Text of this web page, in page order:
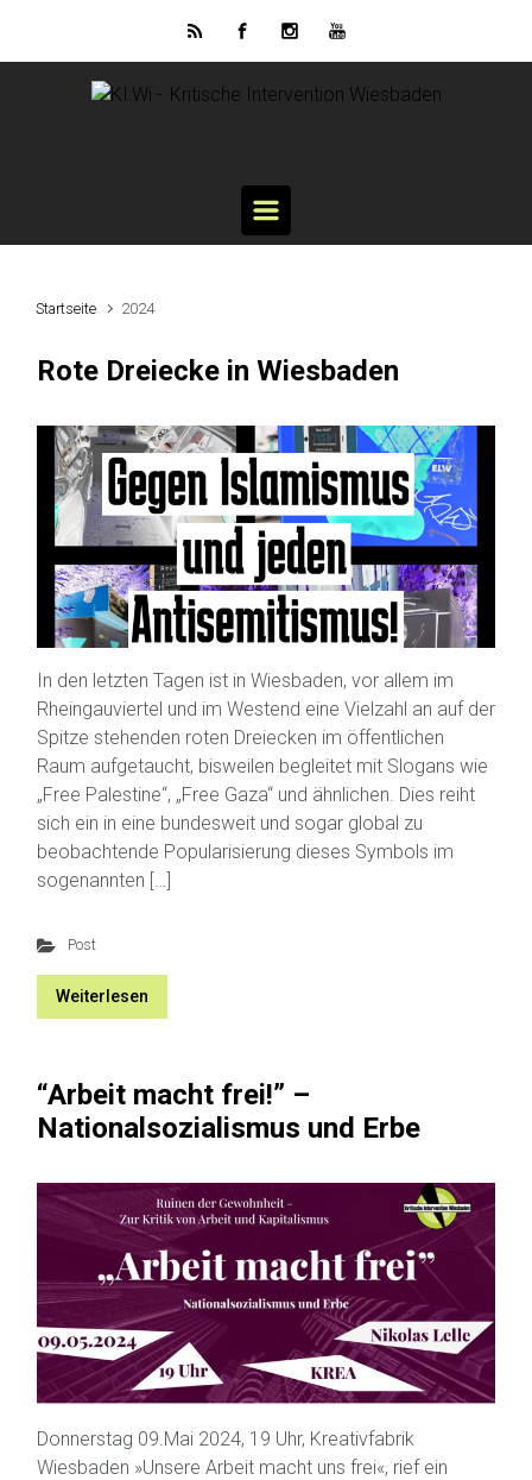
Startseite 2024
Rote Dreiecke in Wiesbaden
In den letzten Tagen ist in Wiesbaden, vor allem im
Rheingauviertel und im Westend eine Vielzahl an auf der
Spitze stehenden roten Dreiecken im öffentlichen
Raum aufgetaucht, bisweilen begleitet mit Slogans wie
„Free Palestine“, „Free Gaza“ und ähnlichen. Dies reiht
sich ein in eine bundesweit und sogar global zu
beobachtende Popularisierung dieses Symbols im
sogenannten […]
Post
Weiterlesen
“Arbeit macht frei!” –
Nationalsozialismus und Erbe
Donnerstag 09.Mai 2024, 19 Uhr, Kreativfabrik
Wiesbaden »Unsere Arbeit macht uns frei«, rief ein